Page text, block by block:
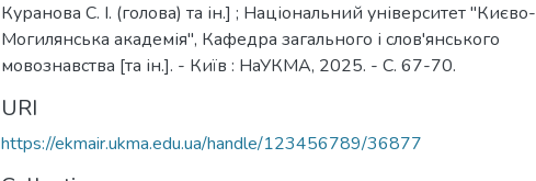
Куранова С. І. (голова) та ін.] ; Національний університет "Києво-
Могилянська академія", Кафедра загального і слов'янського
мовознавства [та ін.]. - Київ : НаУКМА, 2025. - C. 67-70.
URI
https://ekmair.ukma.edu.ua/handle/123456789/36877